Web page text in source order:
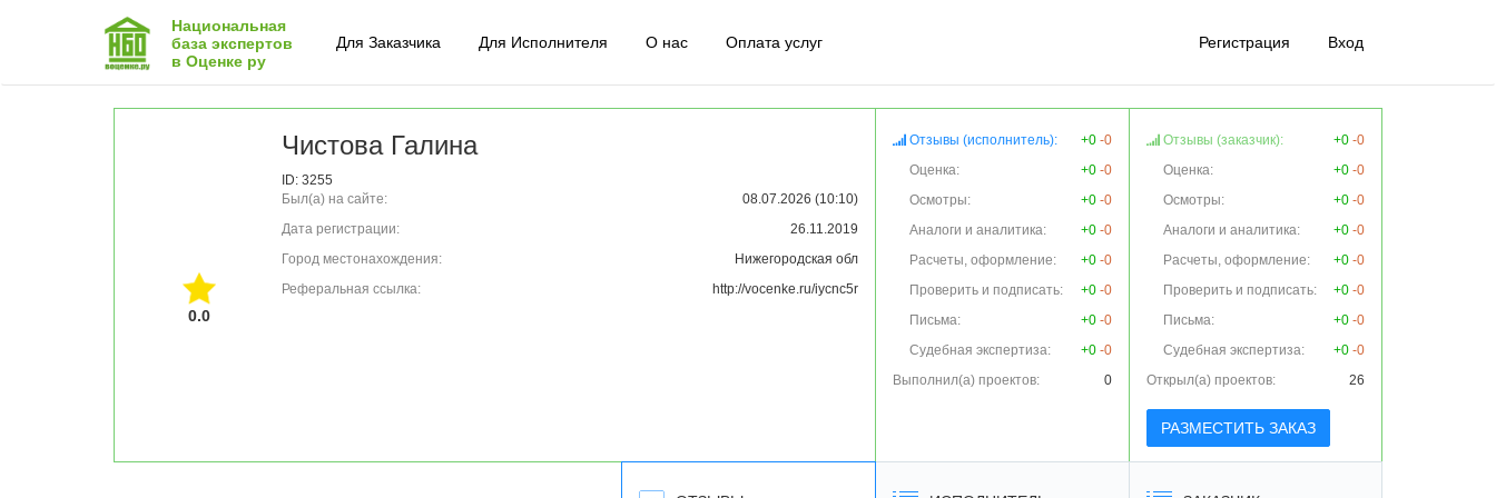
Национальная
база экспертов
в Оценке ру
Для Заказчика Для Исполнителя О нас Оплата услуг Регистрация Вход
0.0
Чистова Галина
ID: 3255
Был(а) на сайте:
08.07.2026 (10:10)
Дата регистрации:
26.11.2019
Город местонахождения:
Нижегородская обл
Реферальная ссылка:
http://vocenke.ru/iycnc5r
Отзывы (исполнитель): +0 -0
Оценка:
+0 -0
Осмотры:
+0 -0
Аналоги и аналитика:
+0 -0
Расчеты, оформление:
+0 -0
Проверить и подписать:
+0 -0
Письма:
+0 -0
Судебная экспертиза:
+0 -0
Выполнил(а) проектов:
0
Отзывы (заказчик): +0 -0
Оценка:
+0 -0
Осмотры:
+0 -0
Аналоги и аналитика:
+0 -0
Расчеты, оформление:
+0 -0
Проверить и подписать:
+0 -0
Письма:
+0 -0
Судебная экспертиза:
+0 -0
Открыл(а) проектов:
26
РАЗМЕСТИТЬ ЗАКАЗ